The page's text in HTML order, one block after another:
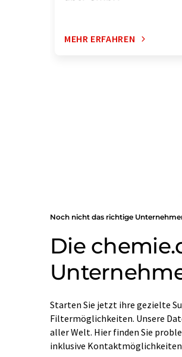
MEHR ERFAHREN
Noch nicht das richtige
Die
Starten Sie jetzt ihre gezielte
Filtermöglichkeiten. Unsere
aller Welt. Hier finden Sie
inklusive